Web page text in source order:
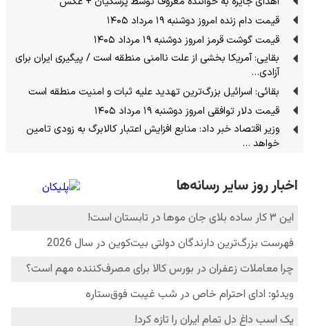
قیمت دام زنده امروز دوشنبه ۱۹ مرداد ۱۴۰۵
قیمت گوشت قرمز امروز دوشنبه ۱۹ مرداد ۱۴۰۵
بقایی: آمریکا بخشی از علت ناامنی منطقه است / پیگیری ایران برای
آزادی…
بقائی: اسرائیل بزرگ‌ترین تهدید علیه ثبات و امنیت منطقه است
قیمت دلار توافقی امروز دوشنبه ۱۹ مرداد ۱۴۰۵
وزیر اقتصاد خبر داد: منابع افزایش اعتبار کالابرگ به زودی تامین
خواهد …